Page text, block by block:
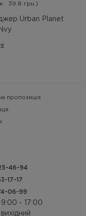
Urban Planet
39.8 грн.)
пропозиція
46-94
17-17
06-99
9:00 - 17:00